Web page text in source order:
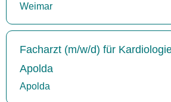
Weimar
Facharzt (m/w/d) für
Apolda
Apolda